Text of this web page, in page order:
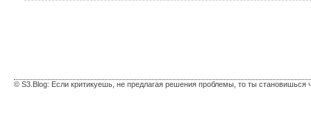
© S3.Blog: Если критикуешь, не предлагая решения проблемы, то ты становишься